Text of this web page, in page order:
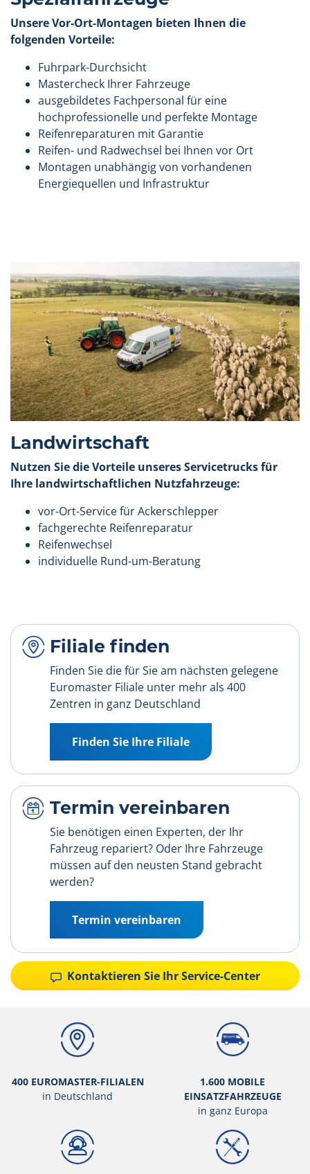
Unsere Vor-Ort-Montagen bieten Ihnen die
folgenden Vorteile:
Fuhrpark-Durchsicht
Mastercheck Ihrer Fahrzeuge
ausgebildetes Fachpersonal für eine
hochprofessionelle und perfekte Montage
Reifenreparaturen mit Garantie
Reifen- und Radwechsel bei Ihnen vor Ort
Montagen unabhängig von vorhandenen
Energiequellen und Infrastruktur
Landwirtschaft
Nutzen Sie die Vorteile unseres Servicetrucks für
Ihre landwirtschaftlichen Nutzfahrzeuge:
vor-Ort-Service für Ackerschlepper
fachgerechte Reifenreparatur
Reifenwechsel
individuelle Rund-um-Beratung
Filiale finden
Finden Sie die für Sie am nächsten gelegene
Euromaster Filiale unter mehr als 400
Zentren in ganz Deutschland
Finden Sie Ihre Filiale
Termin vereinbaren
Sie benötigen einen Experten, der Ihr
Fahrzeug repariert? Oder Ihre Fahrzeuge
müssen auf den neusten Stand gebracht
werden?
Termin vereinbaren
Kontaktieren Sie Ihr Service-Center
400 EUROMASTER-FILIALEN
in Deutschland
1.600 MOBILE
EINSATZFAHRZEUGE
in ganz Europa